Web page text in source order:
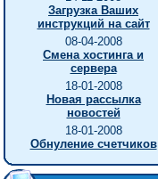
Загрузка Ваших
инструкций на сайт
08-04-2008
Смена хостинга и
сервера
18-01-2008
Новая рассылка
новостей
18-01-2008
Обнуление счетчиков